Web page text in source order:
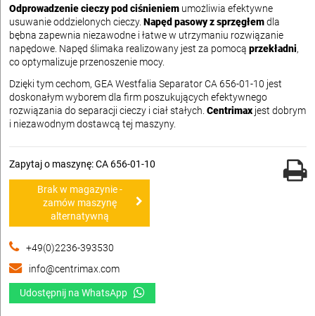
Odprowadzenie cieczy pod ciśnieniem umożliwia efektywne
usuwanie oddzielonych cieczy. Napęd pasowy z sprzęgłemdla
bębna zapewnia niezawodne i łatwe w utrzymaniu rozwiązanie
napędowe. Napęd ślimaka realizowany jest za pomocą przekładni,
co optymalizuje przenoszenie mocy.
Dzięki tym cechom, GEA Westfalia Separator CA 656-01-10 jest
doskonałym wyborem dla firm poszukujących efektywnego
rozwiązania do separacji cieczy i ciał stałych. Centrimax jest dobrym
i niezawodnym dostawcą tej maszyny.
Zapytaj o maszynę: CA 656-01-10
Brak w magazynie -
zamów maszynę
alternatywną
+49(0)2236-393530
info@centrimax.com
Udostępnij na WhatsApp